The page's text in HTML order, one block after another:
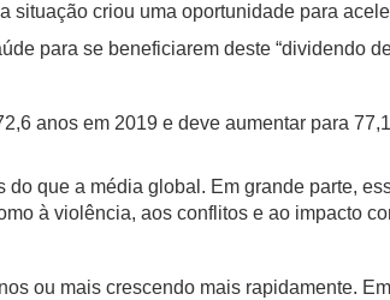
criou uma oportunidade para
para se beneficiarem deste “dividendo
anos em 2019 e deve aumentar para
que a média global. Em grande parte,
à violência, aos conflitos e ao impacto
ou mais crescendo mais rapidamente.